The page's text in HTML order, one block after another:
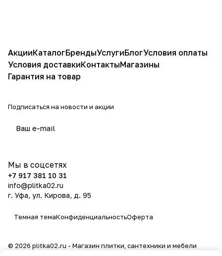
АкцииКаталогБрендыУслугиБлогУсловия оплаты
Условия доставкиКонтактыМагазины
Гарантия на товар
Подписаться на новости и акции
Мы в соцсетях
+7 917 381 10 31
info@plitka02.ru
г. Уфа, ул. Кирова, д. 95
Темная темаКонфиденциальностьОферта
© 2026 plitka02.ru - Магазин плитки, сантехники и мебели